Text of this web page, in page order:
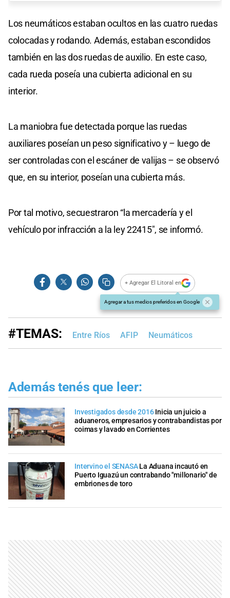
Los neumáticos estaban ocultos en las cuatro ruedas
colocadas y rodando. Además, estaban escondidos
también en las dos ruedas de auxilio. En este caso,
cada rueda poseía una cubierta adicional en su
interior.
La maniobra fue detectada porque las ruedas
auxiliares poseían un peso significativo y – luego de
ser controladas con el escáner de valijas – se observó
que, en su interior, poseían una cubierta más.
Por tal motivo, secuestraron “la mercadería y el
vehículo por infracción a la ley 22415″, se informó.
+ Agregar El Litoral en
Agregar a tus medios preferidos en Google
#TEMAS: Entre Ríos AFIP Neumáticos
Además tenés que leer:
Investigados desde 2016 Inicia un juicio a
aduaneros, empresarios y contrabandistas por
coimas y lavado en Corrientes
Intervino el SENASA La Aduana incautó en
Puerto Iguazú un contrabando "millonario" de
embriones de toro